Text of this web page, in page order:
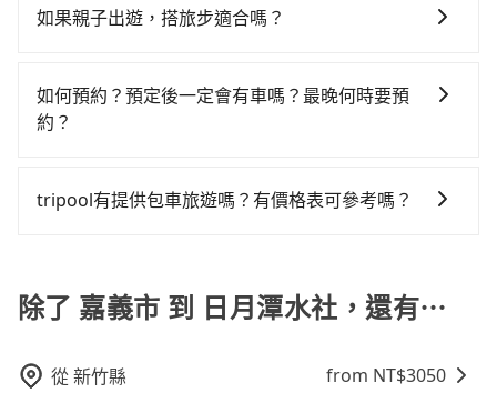
10分鐘出站、等待車站前排班的計程車，搭上小黃後約
設一人獨行，交通費總計3,280元。但如果全程使用
tripool並到府專車接送，則僅需花費約2,270元，費時1
等車上，現在還不馬上來預約tripool！
$115~205承租小轎車，每公里再額外加收$3.2，從嘉義
達目的地後多久原路返回），雖已將eTag和可能的每小
時40元路邊停車費用預估進去，但額外的汽車保險與可
差的車款，如果人數超過四位，更是沒有較大的七人座
樣。另外，偶爾也會遇到明明已經預約了時間但上一位
車位，對於急著用車或者要載其他乘客的人來說就有不
小的風險。最後，雖然路邊隨租隨還看似方便，但實際
灣大車隊，如果在路邊攔不到車，也可考慮打電話至附
為2,015~2,400元間，若改選tripool的專車服務可再更
便宜。但如果要考慮到回程，南投縣僅有合法計程車約
水社的跳表小黃可能較為便宜，但當你們人數超過四位
如果親子出遊，搭旅步適合嗎？
椅及兒童用增高墊供您選購(租借300元/個)，讓您和孩子
出遊時安全更有保障。
如何預約？預定後一定會有車嗎？最晚何時要預
約？
直接線上輸入上下車地點或地址，三秒內即可查到真實
詳細資料，將於乘車前一晚八點透過SMS和EMAIL提
供。一旦付款完畢，tripool保證出車。一般建議出發前
需要，前一天傍晚五點前仍會收單，最遲如當天下午過
tripool有提供包車旅遊嗎？有價格表可參考嗎？
性選擇2~12小時的服務，滿足家族出遊、朋友聚會、婚
喪喜慶等不同的需求。價格透明、無隱藏費用，網站試
能跟其他車隊相差無幾，但是如果只需要短時數或者單
除了 嘉義市 到 日月潭水社，還有⋯
從新竹縣 from NT$3050